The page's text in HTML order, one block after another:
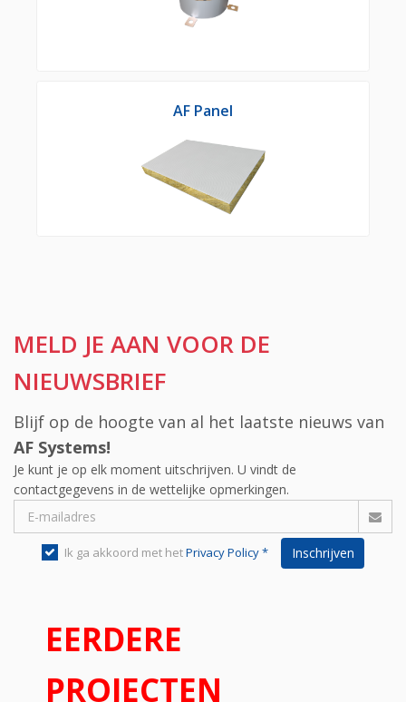
AF Panel
MELD JE AAN VOOR DE
NIEUWSBRIEF
Blijf op de hoogte van al het laatste nieuws van
AF Systems!
Je kunt je op elk moment uitschrijven. U vindt de
contactgegevens in de wettelijke opmerkingen.
Ik ga akkoord met hetPrivacy Policy * Inschrijven
EERDERE
PROJECTEN